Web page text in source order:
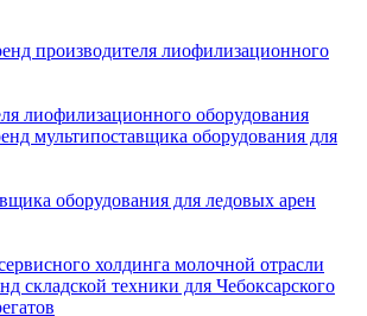
лиофилизационного оборудования
оборудования для ледовых арен
холдинга молочной отрасли